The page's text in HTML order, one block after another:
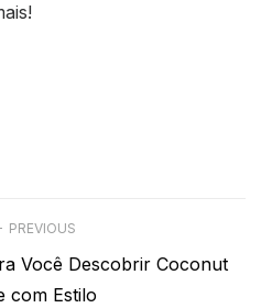
PREVIOUS
Você Descobrir Coconut
com Estilo